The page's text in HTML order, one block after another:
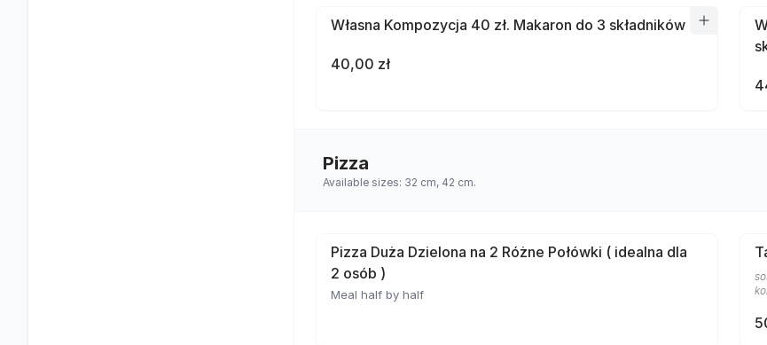
Własna Kompozycja 40 zł. Makaron do 3 składników
40,00 zł
Pizza
Available sizes: 32 cm, 42 cm.
Pizza Duża Dzielona na 2 Różne Połówki ( idealna dla
2 osób )
Meal half by half